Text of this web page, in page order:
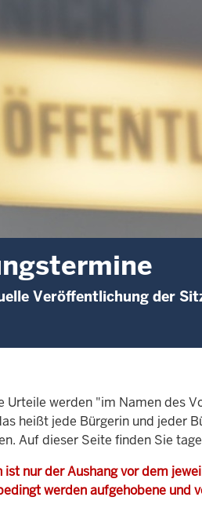
Veröffentlichung der
Urteile werden "im Namen des
heißt jede Bürgerin und jeder
Auf dieser Seite finden Sie
ist nur der Aushang vor dem
werden aufgehobene und